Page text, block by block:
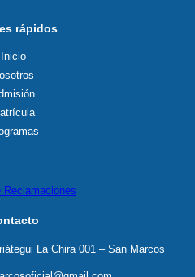
rápidos
Inicio
La Chira 001 – San Marcos